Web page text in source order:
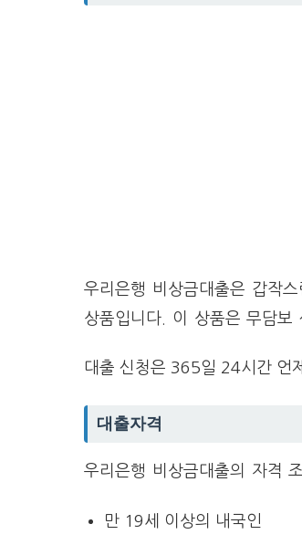
우리은행 비상금대출은 갑작
상품입니다. 이 상품은 무담보
대출 신청은 365일 24시간 언
대출자격
우리은행 비상금대출의 자격
만 19세 이상의 내국인